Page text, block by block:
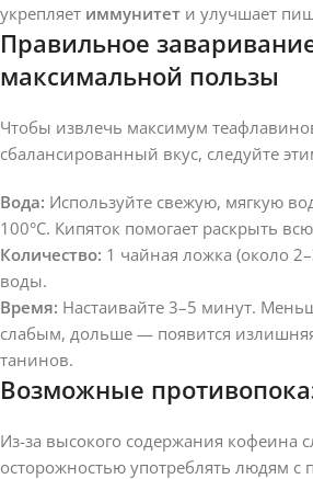
укрепляет иммунитет и улучшает
Правильное
максимальной пользы
Чтобы извлечь максимум
сбалансированный вкус, следуйте
Вода: Используйте свежую, мягкую
100°C. Кипяток помогает раскрыть
Количество: 1 чайная ложка (около
воды.
Время: Настаивайте 3–5 минут.
слабым, дольше — появится
танинов.
Возможные
Из-за высокого содержания кофеина
осторожностью употреблять людям